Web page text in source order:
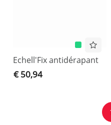
Echell'Fix antidérapant
€ 50,94